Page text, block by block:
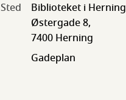
Sted
Biblioteket i Herning
Østergade 8,
7400 Herning
Gadeplan